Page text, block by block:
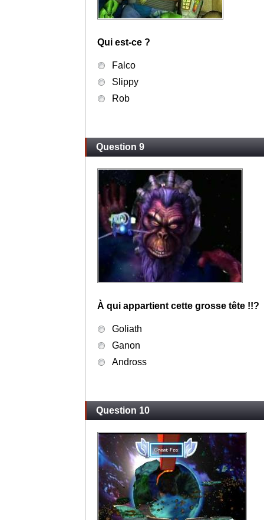
Qui est-ce ?
Falco
Slippy
Rob
Question 9
À qui appartient cette grosse tête !!?
Goliath
Ganon
Andross
Question 10